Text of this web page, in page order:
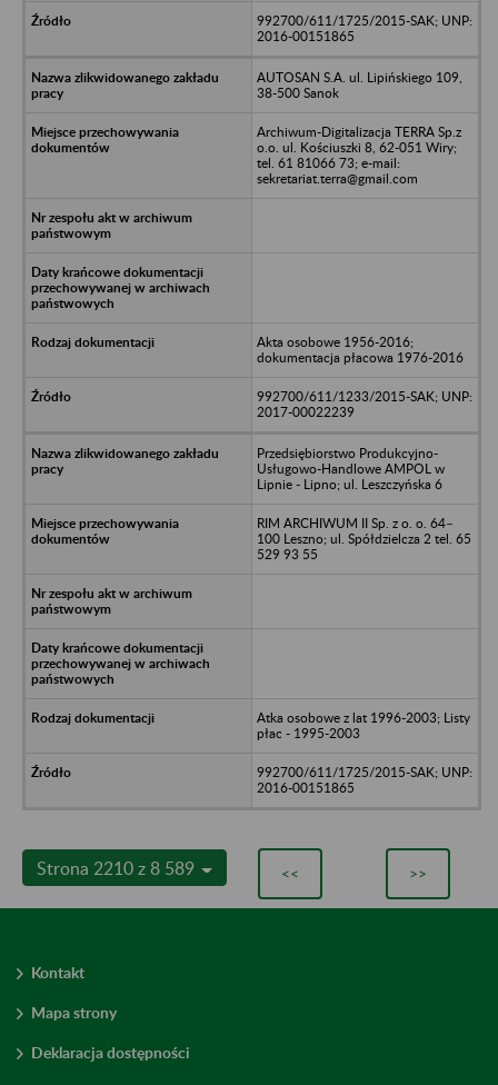
992700/611/1725/2015-SAK; UNP:
2016-00151865
AUTOSAN S.A. ul. Lipińskiego 109,
38-500 Sanok
Archiwum-Digitalizacja TERRA Sp.z
o.o. ul. Kościuszki 8, 62-051 Wiry;
tel. 61 81066 73; e-mail:
sekretariat.terra@gmail.com
Akta osobowe 1956-2016;
dokumentacja płacowa 1976-2016
992700/611/1233/2015-SAK; UNP:
2017-00022239
Przedsiębiorstwo Produkcyjno-
Usługowo-Handlowe AMPOL w
Lipnie - Lipno; ul. Leszczyńska 6
RIM ARCHIWUM II Sp. z o. o. 64–
100 Leszno; ul. Spółdzielcza 2 tel. 65
529 93 55
Atka osobowe z lat 1996-2003; Listy
płac - 1995-2003
992700/611/1725/2015-SAK; UNP:
2016-00151865
Strona 2210 z 8 589 << >>
Kontakt
Mapa strony
Deklaracja dostępności